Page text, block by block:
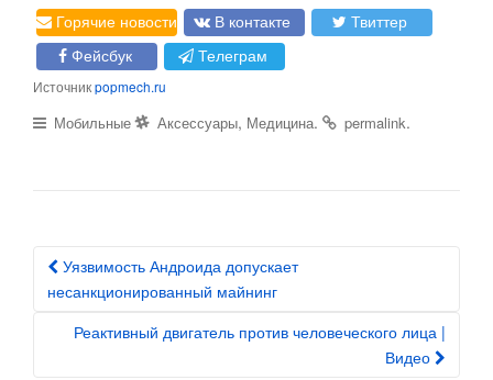
Горячие новости В контакте
Твиттер
Фейсбук
Телеграм
Источникpopmech.ru
Мобильные Аксессуары, Медицина. permalink.
Post navigation
Уязвимость Андроида допускает
несанкционированный майнинг
Реактивный двигатель против человеческого лица |
Видео